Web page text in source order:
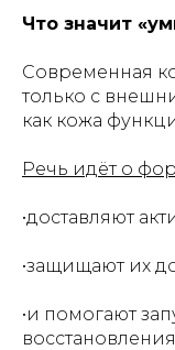
Что значит
Современная
только с
как кожа
Речь идёт о
•доставляют
•защищают их
•и помогают
восстановления